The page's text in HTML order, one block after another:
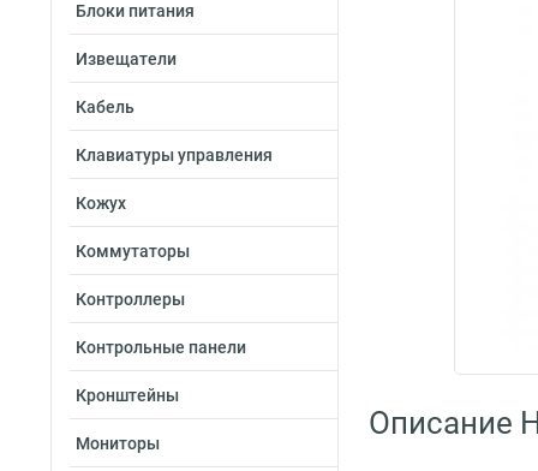
Блоки питания
Извещатели
Кабель
Клавиатуры управления
Кожух
Коммутаторы
Контроллеры
Контрольные панели
Кронштейны
Мониторы
Описание